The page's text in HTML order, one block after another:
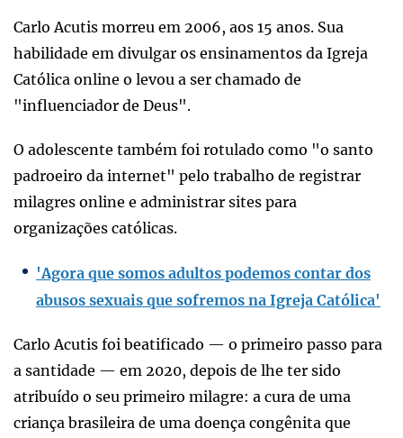
Carlo Acutis morreu em 2006, aos 15 anos. Sua
habilidade em divulgar os ensinamentos da Igreja
Católica online o levou a ser chamado de
"influenciador de Deus".
O adolescente também foi rotulado como "o santo
padroeiro da internet" pelo trabalho de registrar
milagres online e administrar sites para
organizações católicas.
'Agora que somos adultos podemos contar dos
abusos sexuais que sofremos na Igreja Católica'
Carlo Acutis foi beatificado — o primeiro passo para
a santidade — em 2020, depois de lhe ter sido
atribuído o seu primeiro milagre: a cura de uma
criança brasileira de uma doença congênita que